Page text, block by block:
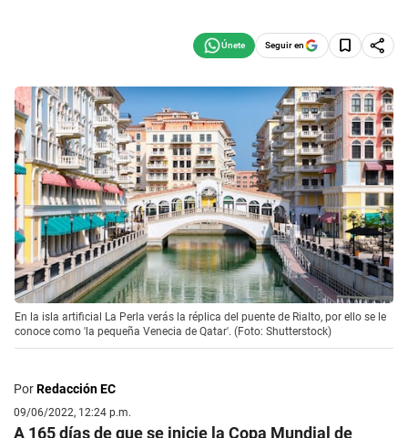
Seguir en
En la isla artificial La Perla verás la réplica del puente de Rialto, por ello se le
conoce como 'la pequeña Venecia de Qatar'. (Foto: Shutterstock)
PorRedacción EC
09/06/2022, 12:24 p.m.
A 165 días de que se inicie la Copa Mundial de